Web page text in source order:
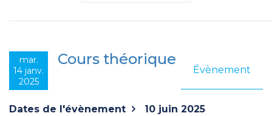
mar.
14 janv.
2025
Évènement
Cours théorique
Dates de l'évènement 10 juin 2025